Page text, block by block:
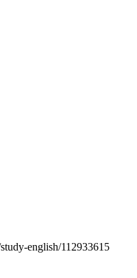
english/112933615